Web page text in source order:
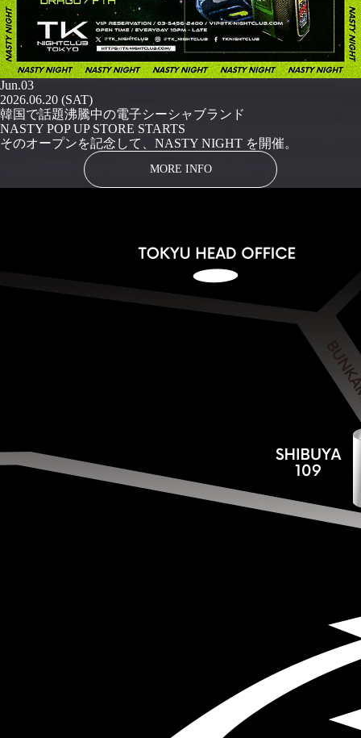
Jun.03
2026.06.20 (SAT)
韓国で話題沸騰中の電子シーシャブランド
NASTY POP UP STORE STARTS
そのオープンを記念して、NASTY NIGHT を開催。
MORE INFO